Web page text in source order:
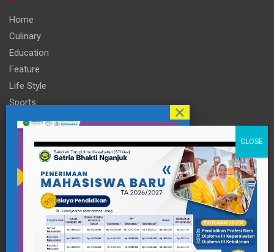
Home
Culinary
Education
Feature
Life Style
Sports
Technology
Informasi
Contact Person
pttigaanaknagari@gmail.com
Telp : +62 857-3515-2922